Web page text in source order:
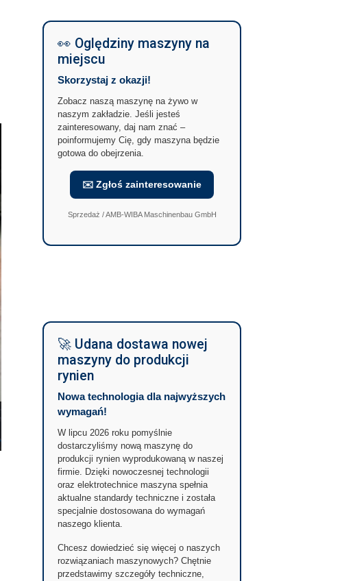
👀 Oględziny maszyny na
miejscu
Skorzystaj z okazji!
Zobacz naszą maszynę na żywo w
naszym zakładzie. Jeśli jesteś
zainteresowany, daj nam znać –
poinformujemy Cię, gdy maszyna będzie
gotowa do obejrzenia.
✉️ Zgłoś zainteresowanie
Sprzedaż / AMB-WIBA Maschinenbau GmbH
🚀 Udana dostawa nowej
maszyny do produkcji
rynien
Nowa technologia dla najwyższych
wymagań!
W lipcu 2026 roku pomyślnie
dostarczyliśmy nową maszynę do
produkcji rynien wyprodukowaną w naszej
firmie. Dzięki nowoczesnej technologii
oraz elektrotechnice maszyna spełnia
aktualne standardy techniczne i została
specjalnie dostosowana do wymagań
naszego klienta.
Chcesz dowiedzieć się więcej o naszych
rozwiązaniach maszynowych? Chętnie
przedstawimy szczegóły techniczne,